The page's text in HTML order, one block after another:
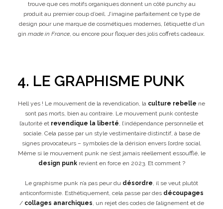
trouve que ces motifs organiques donnent un côté punchy au
produit au premier coup d’oeil. J’imagine parfaitement ce type de
design pour une marque de cosmétiques modernes, l’étiquette d’un
gin made in France, ou encore pour floquer des jolis coffrets cadeaux.
4. LE GRAPHISME PUNK
Hell yes ! Le mouvement de la revendication, la culture rebelle ne
sont pas morts, bien au contraire. Le mouvement punk conteste
l’autorité et revendique la liberté, l’indépendance personnelle et
sociale. Cela passe par un style vestimentaire distinctif, à base de
signes provocateurs – symboles de la dérision envers l’ordre social.
Même si le mouvement punk ne s’est jamais réellement essoufflé, le
design punkrevient en force en 2023. Et comment ?
Le graphisme punk n’a pas peur du désordre, il se veut plutôt
anticonformiste. Esthétiquement, cela passe par des découpages
/ collages anarchiques, un rejet des codes de l’alignement et de